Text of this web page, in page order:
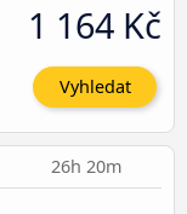
1 164 Kč
Vyhledat
26h 20m